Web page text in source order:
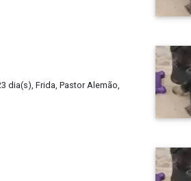
dia(s), Frida, Pastor Alemão,